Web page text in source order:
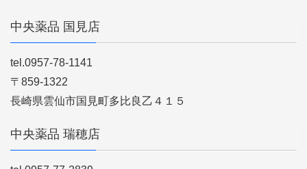
中央薬品 国見店
tel.0957-78-1141
〒859-1322
長崎県雲仙市国見町多比良乙４１５
中央薬品 瑞穂店